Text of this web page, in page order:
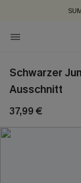
ZUM
Schwarzer
Ausschnitt
37,99 €